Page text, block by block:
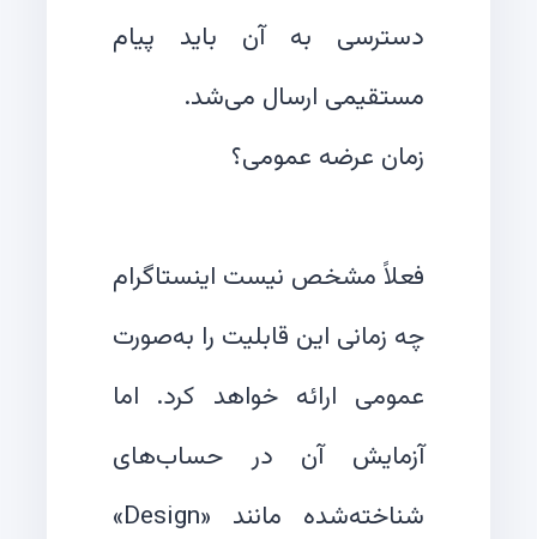
دسترسی به آن باید پیام
فعلاً مشخص نیست اینستاگرام
چه زمانی این قابلیت را به‌صورت
عمومی ارائه خواهد کرد. اما
آزمایش آن در حساب‌های
شناخته‌شده مانند «Design»